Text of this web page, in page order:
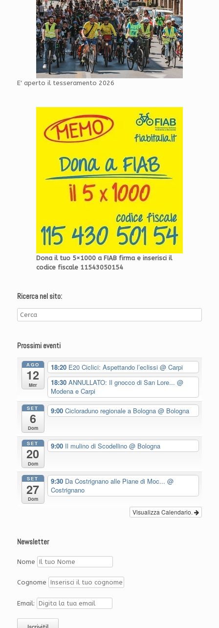
E' aperto il tesseramento 2026
Dona il tuo 5×1000 a FIAB firma e inserisci il
codice fiscale 11543050154
Ricerca nel sito:
Prossimi eventi
AGO
12
Mer
18:20 E20 Ciclici: Aspettando l’eclissi @ Carpi
18:30 ANNULLATO: Il gnocco di San Lore... @
Modena e Carpi
SET
6
Dom
9:00 Cicloraduno regionale a Bologna @ Bologna
SET
20
Dom
9:00 Il mulino di Scodellino @ Bologna
SET
27
Dom
9:30 Da Costrignano alle Piane di Moc... @
Costrignano
Visualizza Calendario.
Newsletter
Nome
Cognome
Email: